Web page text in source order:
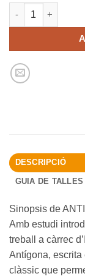
quantitat de
DESCRIPCIÓ
GUIA DE TALLES
Sinopsis de
Amb estudi
treball a càrrec
Antígona,
clàssic que